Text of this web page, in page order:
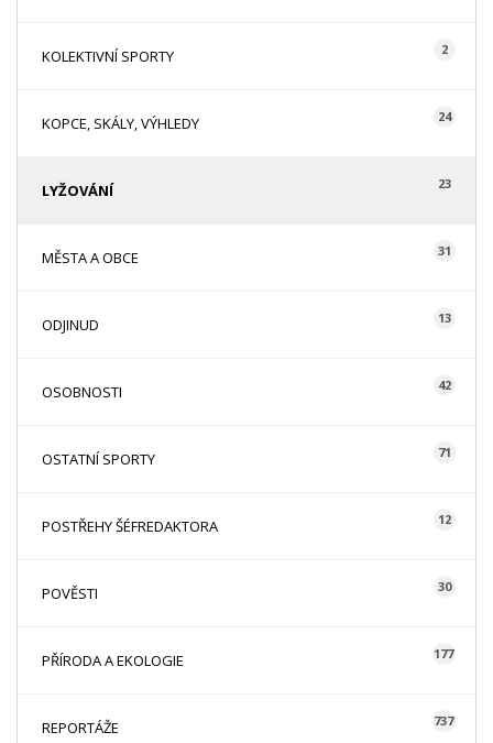
KOLEKTIVNÍ SPORTY 2
KOPCE, SKÁLY, VÝHLEDY 24
LYŽOVÁNÍ 23
MĚSTA A OBCE 31
ODJINUD 13
OSOBNOSTI 42
OSTATNÍ SPORTY 71
POSTŘEHY ŠÉFREDAKTORA 12
POVĚSTI 30
PŘÍRODA A EKOLOGIE 177
REPORTÁŽE 737